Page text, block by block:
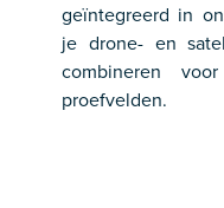
geïntegreerd in
je drone- en
combineren
proefvelden.